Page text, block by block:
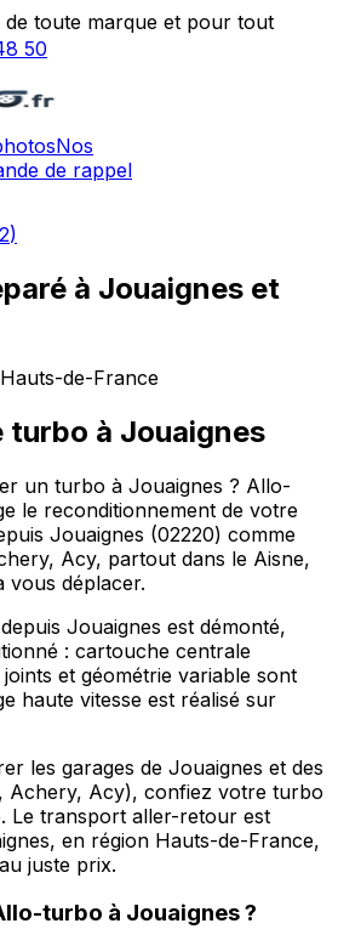
toute marque et pour tout
50
Nos
de rappel
)
à Jouaignes et
Hauts-de-France
turbo à Jouaignes
un turbo à Jouaignes ? Allo-
le reconditionnement de votre
Jouaignes (02220) comme
Acy, partout dans le Aisne,
vous déplacer.
Jouaignes est démonté,
: cartouche centrale
et géométrie variable sont
haute vitesse est réalisé sur
les garages de Jouaignes et des
Achery, Acy), confiez votre turbo
Le transport aller-retour est
en région Hauts-de-France,
juste prix.
turbo à Jouaignes?